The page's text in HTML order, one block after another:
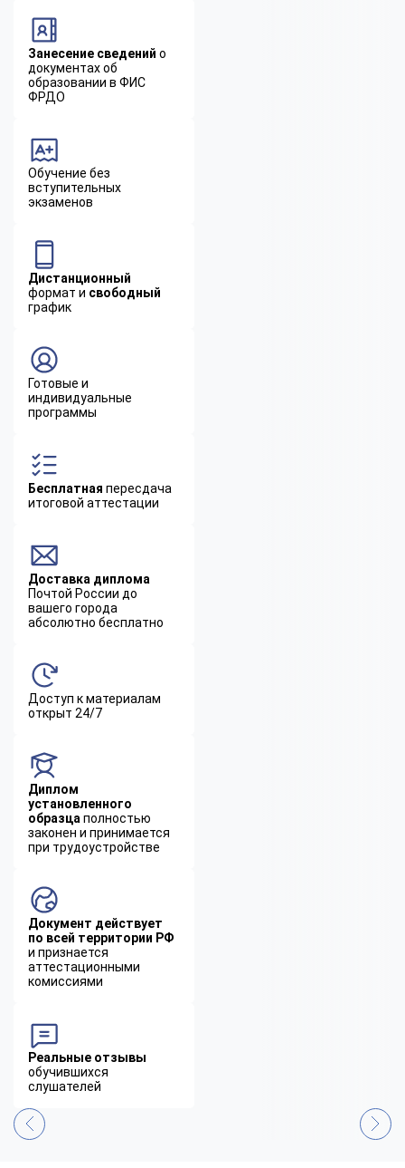
Занесение сведений о
документах об
образовании в ФИС
ФРДО
Обучение без
вступительных
экзаменов
Дистанционный
формат и свободный
график
Готовые и
индивидуальные
программы
Бесплатная пересдача
итоговой аттестации
Доставка диплома
Почтой России до
вашего города
абсолютно бесплатно
Доступ к материалам
открыт 24/7
Диплом
установленного
образца полностью
законен и принимается
при трудоустройстве
Документ действует
по всей территории РФ
и признается
аттестационными
комиссиями
Реальные отзывы
обучившихся
слушателей